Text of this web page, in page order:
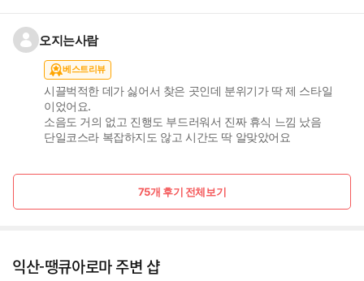
오지는사람
베스트리뷰
시끌벅적한 데가 싫어서 찾은 곳인데 분위기가 딱 제 스타일
이었어요.
소음도 거의 없고 진행도 부드러워서 진짜 휴식 느낌 났음
단일코스라 복잡하지도 않고 시간도 딱 알맞았어요
75개 후기 전체보기
익산-땡큐아로마 주변 샵